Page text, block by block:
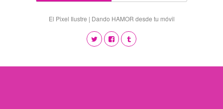
El Pixel Ilustre | Dando HAMOR desde tu móvil